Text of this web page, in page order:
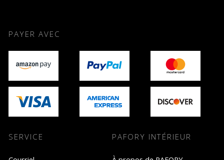
PAYER AVEC
SERVICE PAFORY INTÉRIEUR